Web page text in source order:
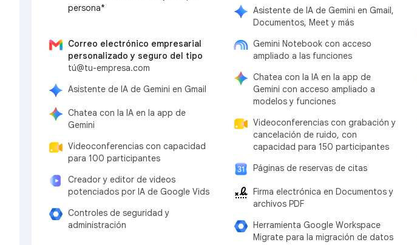
persona*
Correo electrónico empresarial
personalizado y seguro del tipo
tú@tu-empresa.com
Asistente de IA de Gemini en Gmail
Chatea con la IA en la app de
Gemini
Videoconferencias con capacidad
para 100 participantes
Creador y editor de videos
potenciados por IA de Google Vids
Controles de seguridad y
administración
Asistente de IA de Gemini en Gmail,
Documentos, Meet y más
Gemini Notebook con acceso
ampliado a las funciones
Chatea con la IA en la app de
Gemini con acceso ampliado a
modelos y funciones
Videoconferencias con grabación y
cancelación de ruido, con
capacidad para 150 participantes
Páginas de reservas de citas
Firma electrónica en Documentos y
archivos PDF
Herramienta Google Workspace
Migrate para la migración de datos